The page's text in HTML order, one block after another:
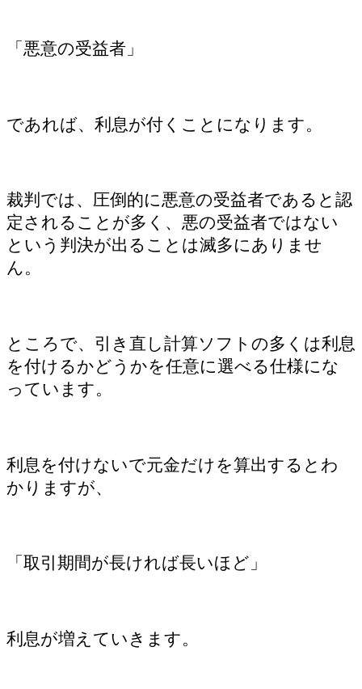
「悪意の受益者」
であれば、利息が付くことになります。
裁判では、圧倒的に悪意の受益者であると認
定されることが多く、悪の受益者ではない
という判決が出ることは滅多にありませ
ん。
ところで、引き直し計算ソフトの多くは利息
を付けるかどうかを任意に選べる仕様にな
っています。
利息を付けないで元金だけを算出するとわ
かりますが、
「取引期間が長ければ長いほど」
利息が増えていきます。